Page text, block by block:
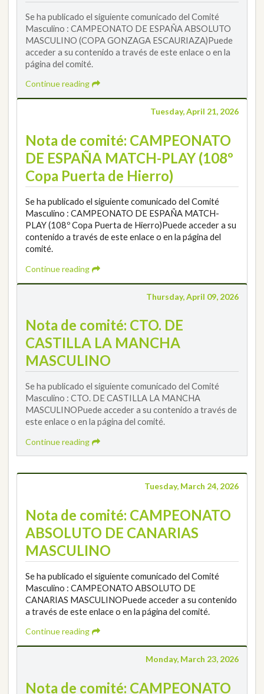
Se ha publicado el siguiente comunicado del Comité
Masculino : CAMPEONATO DE ESPAÑA ABSOLUTO
MASCULINO (COPA GONZAGA ESCAURIAZA)Puede
acceder a su contenido a través de este enlace o en la
página del comité.
Continue reading
Tuesday, April 21, 2026
Nota de comité: CAMPEONATO
DE ESPAÑA MATCH-PLAY (108º
Copa Puerta de Hierro)
Se ha publicado el siguiente comunicado del Comité
Masculino : CAMPEONATO DE ESPAÑA MATCH-
PLAY (108º Copa Puerta de Hierro)Puede acceder a su
contenido a través de este enlace o en la página del
comité.
Continue reading
Thursday, April 09, 2026
Nota de comité: CTO. DE
CASTILLA LA MANCHA
MASCULINO
Se ha publicado el siguiente comunicado del Comité
Masculino : CTO. DE CASTILLA LA MANCHA
MASCULINOPuede acceder a su contenido a través de
este enlace o en la página del comité.
Continue reading
Tuesday, March 24, 2026
Nota de comité: CAMPEONATO
ABSOLUTO DE CANARIAS
MASCULINO
Se ha publicado el siguiente comunicado del Comité
Masculino : CAMPEONATO ABSOLUTO DE
CANARIAS MASCULINOPuede acceder a su contenido
a través de este enlace o en la página del comité.
Continue reading
Monday, March 23, 2026
Nota de comité: CAMPEONATO